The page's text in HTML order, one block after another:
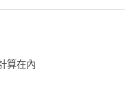
算在內